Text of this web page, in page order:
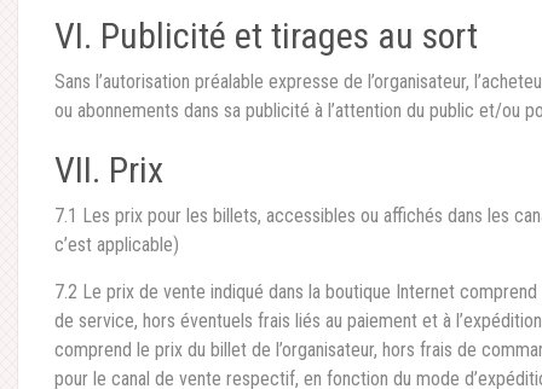
VI. Publicité et tirages au sort
Sans l’autorisation préalable expresse de l’organisateur,
ou abonnements dans sa publicité à l’attention du public et/ou
VII. Prix
7.1 Les prix pour les billets, accessibles ou affichés dans les
c’est applicable)
7.2 Le prix de vente indiqué dans la boutique Internet
de service, hors éventuels frais liés au paiement et à
comprend le prix du billet de l’organisateur, hors frais de
pour le canal de vente respectif, en fonction du mode